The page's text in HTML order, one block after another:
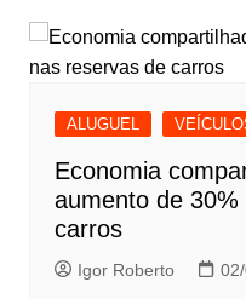
ALUGUEL
Economia
aumento de
carros
Igor Roberto